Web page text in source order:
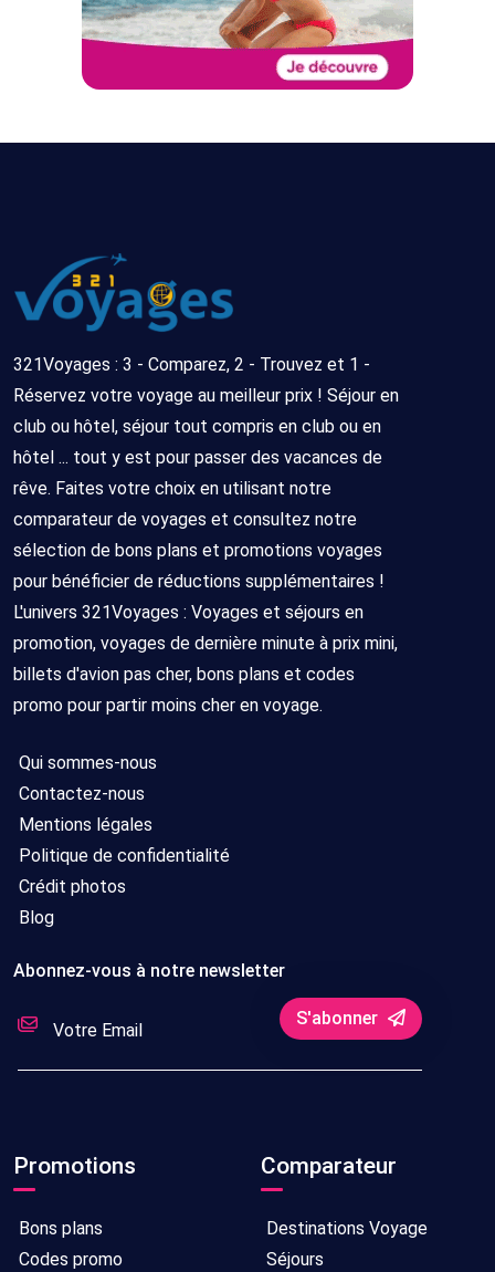
321Voyages : 3 - Comparez, 2 - Trouvez et 1 -
Réservez votre voyage au meilleur prix ! Séjour en
club ou hôtel, séjour tout compris en club ou en
hôtel ... tout y est pour passer des vacances de
rêve. Faites votre choix en utilisant notre
comparateur de voyages et consultez notre
sélection de bons plans et promotions voyages
pour bénéficier de réductions supplémentaires !
L'univers 321Voyages : Voyages et séjours en
promotion, voyages de dernière minute à prix mini,
billets d'avion pas cher, bons plans et codes
promo pour partir moins cher en voyage.
Qui sommes-nous
Contactez-nous
Mentions légales
Politique de confidentialité
Crédit photos
Blog
Abonnez-vous à notre newsletter
S'abonner
Promotions
Bons plans
Codes promo
Comparateur
Destinations Voyage
Séjours